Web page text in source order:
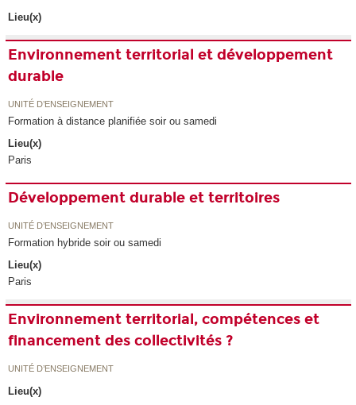
Lieu(x)
Environnement territorial et développement
durable
UNITÉ D’ENSEIGNEMENT
Formation à distance planifiée soir ou samedi
Lieu(x)
Paris
Développement durable et territoires
UNITÉ D’ENSEIGNEMENT
Formation hybride soir ou samedi
Lieu(x)
Paris
Environnement territorial, compétences et
financement des collectivités ?
UNITÉ D’ENSEIGNEMENT
Lieu(x)